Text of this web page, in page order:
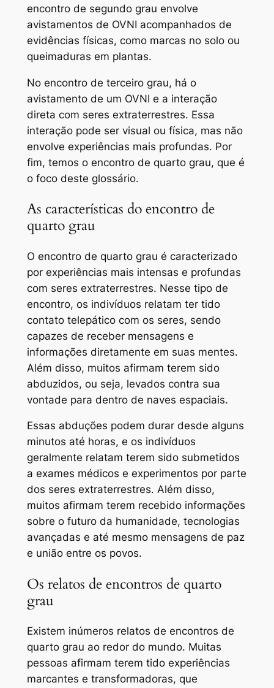
encontro de segundo grau envolve
avistamentos de OVNI acompanhados de
evidências físicas, como marcas no solo ou
queimaduras em plantas.
No encontro de terceiro grau, há o
avistamento de um OVNI e a interação
direta com seres extraterrestres. Essa
interação pode ser visual ou física, mas não
envolve experiências mais profundas. Por
fim, temos o encontro de quarto grau, que é
o foco deste glossário.
As características do encontro de
quarto grau
O encontro de quarto grau é caracterizado
por experiências mais intensas e profundas
com seres extraterrestres. Nesse tipo de
encontro, os indivíduos relatam ter tido
contato telepático com os seres, sendo
capazes de receber mensagens e
informações diretamente em suas mentes.
Além disso, muitos afirmam terem sido
abduzidos, ou seja, levados contra sua
vontade para dentro de naves espaciais.
Essas abduções podem durar desde alguns
minutos até horas, e os indivíduos
geralmente relatam terem sido submetidos
a exames médicos e experimentos por parte
dos seres extraterrestres. Além disso,
muitos afirmam terem recebido informações
sobre o futuro da humanidade, tecnologias
avançadas e até mesmo mensagens de paz
e união entre os povos.
Os relatos de encontros de quarto
grau
Existem inúmeros relatos de encontros de
quarto grau ao redor do mundo. Muitas
pessoas afirmam terem tido experiências
marcantes e transformadoras, que